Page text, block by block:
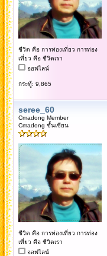
ชีวิต คือ การท่องเที่ยว การท่อง
เที่ยว คือ ชีวิตเรา
ออฟไลน์
กระทู้: 9,865
seree_60
Cmadong Member
Cmadong ชั้นเซียน
ชีวิต คือ การท่องเที่ยว การท่อง
เที่ยว คือ ชีวิตเรา
ออฟไลน์